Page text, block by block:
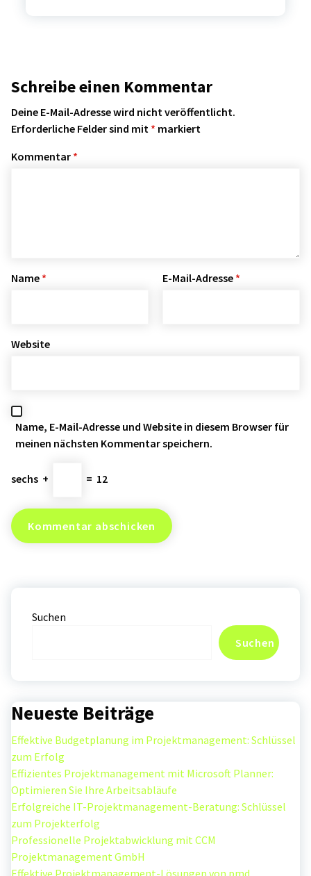
Schreibe einen Kommentar
Deine E-Mail-Adresse wird nicht veröffentlicht.
Erforderliche Felder sind mit * markiert
Kommentar *
Name * E-Mail-Adresse *
Website
Name, E-Mail-Adresse und Website in diesem Browser für
meinen nächsten Kommentar speichern.
sechs + = 12
Suchen
Suchen
Neueste Beiträge
Effektive Budgetplanung im Projektmanagement: Schlüssel
zum Erfolg
Effizientes Projektmanagement mit Microsoft Planner:
Optimieren Sie Ihre Arbeitsabläufe
Erfolgreiche IT-Projektmanagement-Beratung: Schlüssel
zum Projekterfolg
Professionelle Projektabwicklung mit CCM
Projektmanagement GmbH